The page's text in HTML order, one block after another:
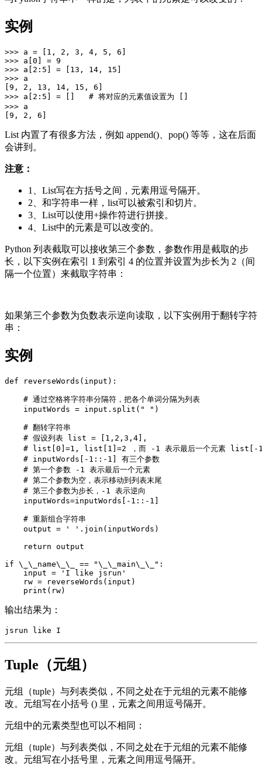
实例
>>> a = [1, 2, 3, 4, 5, 6]
>>> a[0] = 9
>>> a[2:5] = [13, 14, 15]
>>> a
[9, 2, 13, 14, 15, 6]
>>> a[2:5] = []   # 将对应的元素值设置为 []
>>> a
List 内置了有很多方法，例如 append()、pop() 等等，这在后面
会讲到。
注意：
1、List写在方括号之间，元素用逗号隔开。
2、和字符串一样，list可以被索引和切片。
3、List可以使用+操作符进行拼接。
4、List中的元素是可以改变的。
Python 列表截取可以接收第三个参数，参数作用是截取的步
长，以下实例在索引 1 到索引 4 的位置并设置为步长为 2（间
隔一个位置）来截取字符串：
如果第三个参数为负数表示逆向读取，以下实例用于翻转字符
串：
实例
def reverseWords(input):
    # 通过空格将字符串分隔符，把各个单词分隔为列表
    inputWords = input.split(" ")
    # 翻转字符串
    # 假设列表 list = [1,2,3,4],
# list[0]=1, list[1]=2 ，而 -1 表示最后一个元素
    # inputWords[-1::-1] 有三个参数
    # 第一个参数 -1 表示最后一个元素
    # 第二个参数为空，表示移动到列表末尾
    # 第三个参数为步长，-1 表示逆向
    inputWords=inputWords[-1::-1]
    # 重新组合字符串
    output = ' '.join(inputWords)
    return output
if \_\_name\_\_ == "\_\_main\_\_":
    input = 'I like jsrun'
    rw = reverseWords(input)
输出结果为：
Tuple（元组）
元组（tuple）与列表类似，不同之处在于元组的元素不能修
改。元组写在小括号 () 里，元素之间用逗号隔开。
元组中的元素类型也可以不相同：
元组（tuple）与列表类似，不同之处在于元组的元素不能修
改。元组写在小括号里，元素之间用逗号隔开。